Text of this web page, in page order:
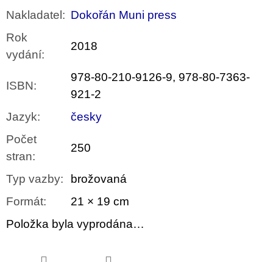
Nakladatel : Dokořán Muni press
Rok
vydání:
2018
ISBN:
978-80-210-9126-9, 978-80-7363-
921-2
Jazyk:
česky
Počet
stran:
250
Typ vazby:
brožovaná
Formát:
21 × 19 cm
Položka byla vyprodána…